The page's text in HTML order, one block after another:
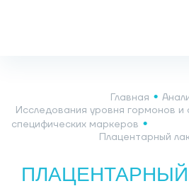
Главная
Исследования уровня гормонов и
специфических маркеров
Плацентарный
ПЛАЦЕНТАРНЫЙ